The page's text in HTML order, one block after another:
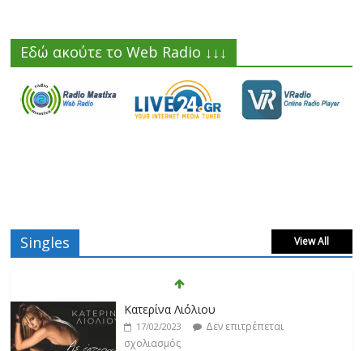
Εδώ ακούτε το Web Radio ↓↓↓
Singles View All
Κατερίνα Λιόλιου
17/02/2023
Δεν επιτρέπεται
σχολιασμός